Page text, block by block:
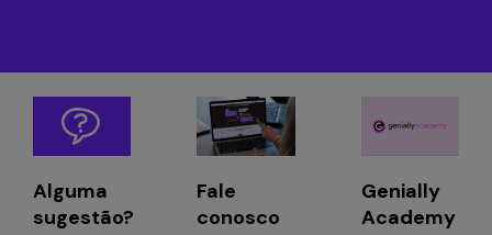
Alguma
sugestão?
Fale
conosco
Genially
Academy